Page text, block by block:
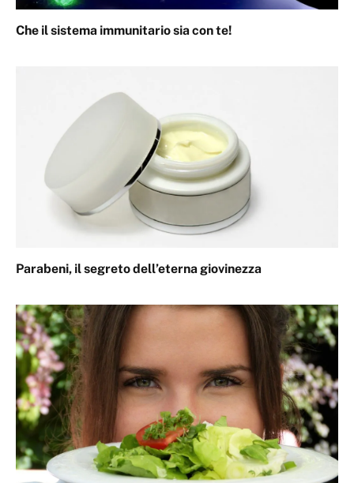
Che il sistema immunitario sia con te!
Parabeni, il segreto dell’eterna giovinezza